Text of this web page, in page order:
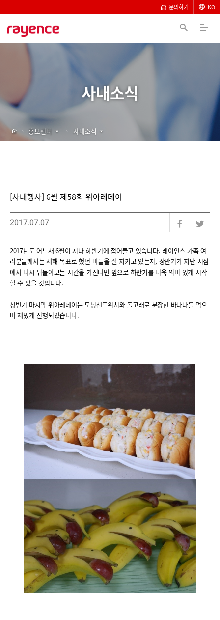
문의하기 KO
사내소식
[사내행사] 6월 제58회 위아레데이
2017.07.07
2017년도 어느새 6월이 지나 하반기에 접어들고 있습니다. 레이언스 가족 여
러분들께서는 새해 목표로 했던 바들을 잘 지키고 있는지, 상반기가 지난 시점
에서 다시 뒤돌아보는 시간을 가진다면 앞으로 하반기를 더욱 의미 있게 시작
할 수 있을 것입니다.
상반기 마지막 위아레데이는 모닝샌드위치와 돌고래로 분장한 바나나를 먹으
며 재밌게 진행되었습니다.